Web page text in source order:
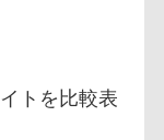
トを比較表